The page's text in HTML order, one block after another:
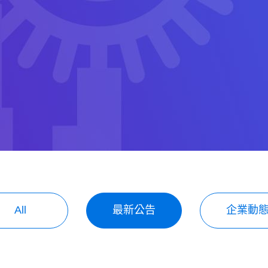
All 最新公告 企業動